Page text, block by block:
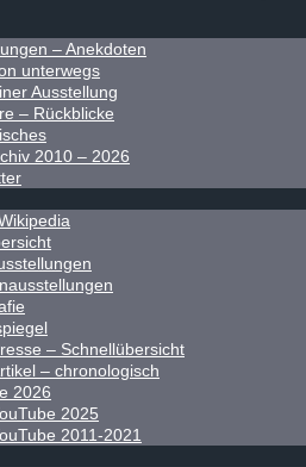
– Anekdoten
unterwegs
Ausstellung
– Rückblicke
2010 – 2026
– Schnellübersicht
– chronologisch
2026
2025
2011-2021